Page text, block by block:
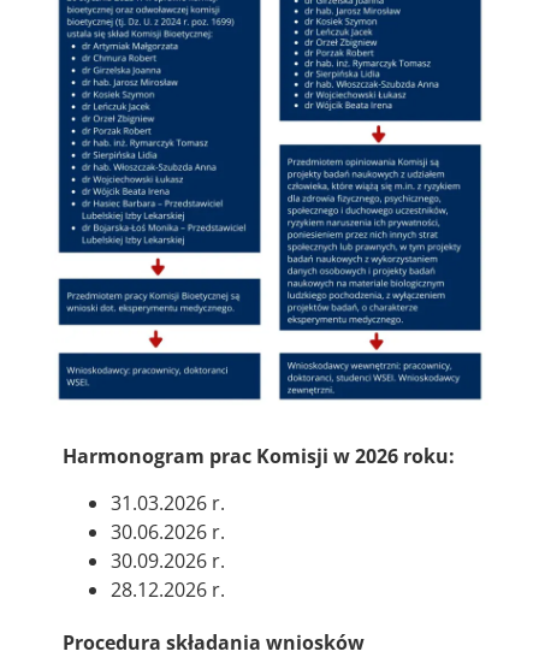
Harmonogram prac Komisji w 2026 roku:
31.03.2026 r.
30.06.2026 r.
30.09.2026 r.
28.12.2026 r.
Procedura składania wniosków